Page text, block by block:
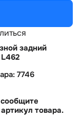
задний
7746
товара.